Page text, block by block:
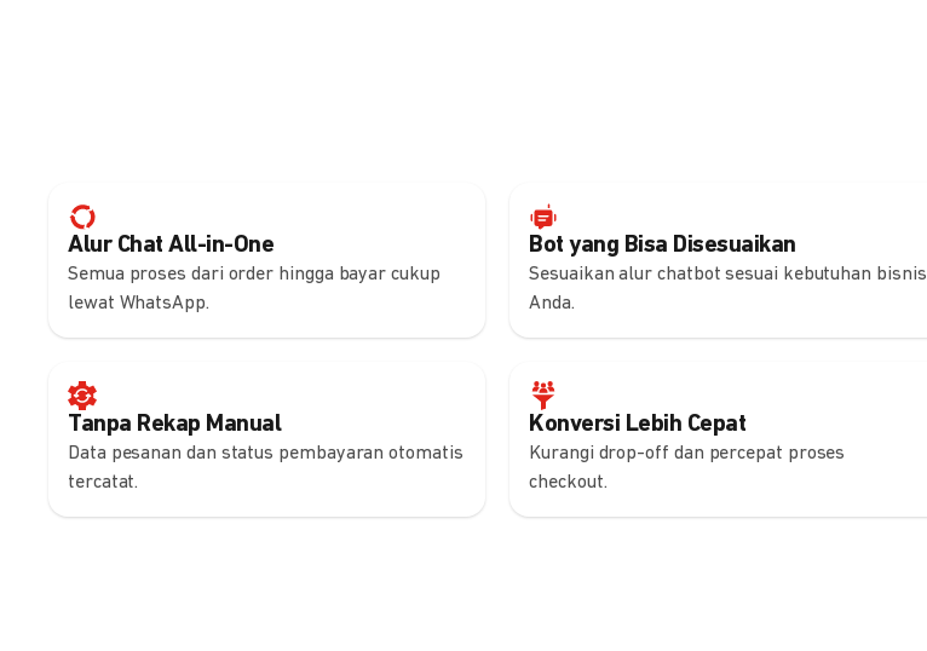
Alur Chat All-in-One
Semua proses dari order hingga bayar cukup
lewat WhatsApp.
Bot yang Bisa Disesuaikan
Sesuaikan alur chatbot sesuai kebutuhan bisnis
Anda.
Tanpa Rekap Manual
Data pesanan dan status pembayaran otomatis
tercatat.
Konversi Lebih Cepat
Kurangi drop-off dan percepat proses
checkout.